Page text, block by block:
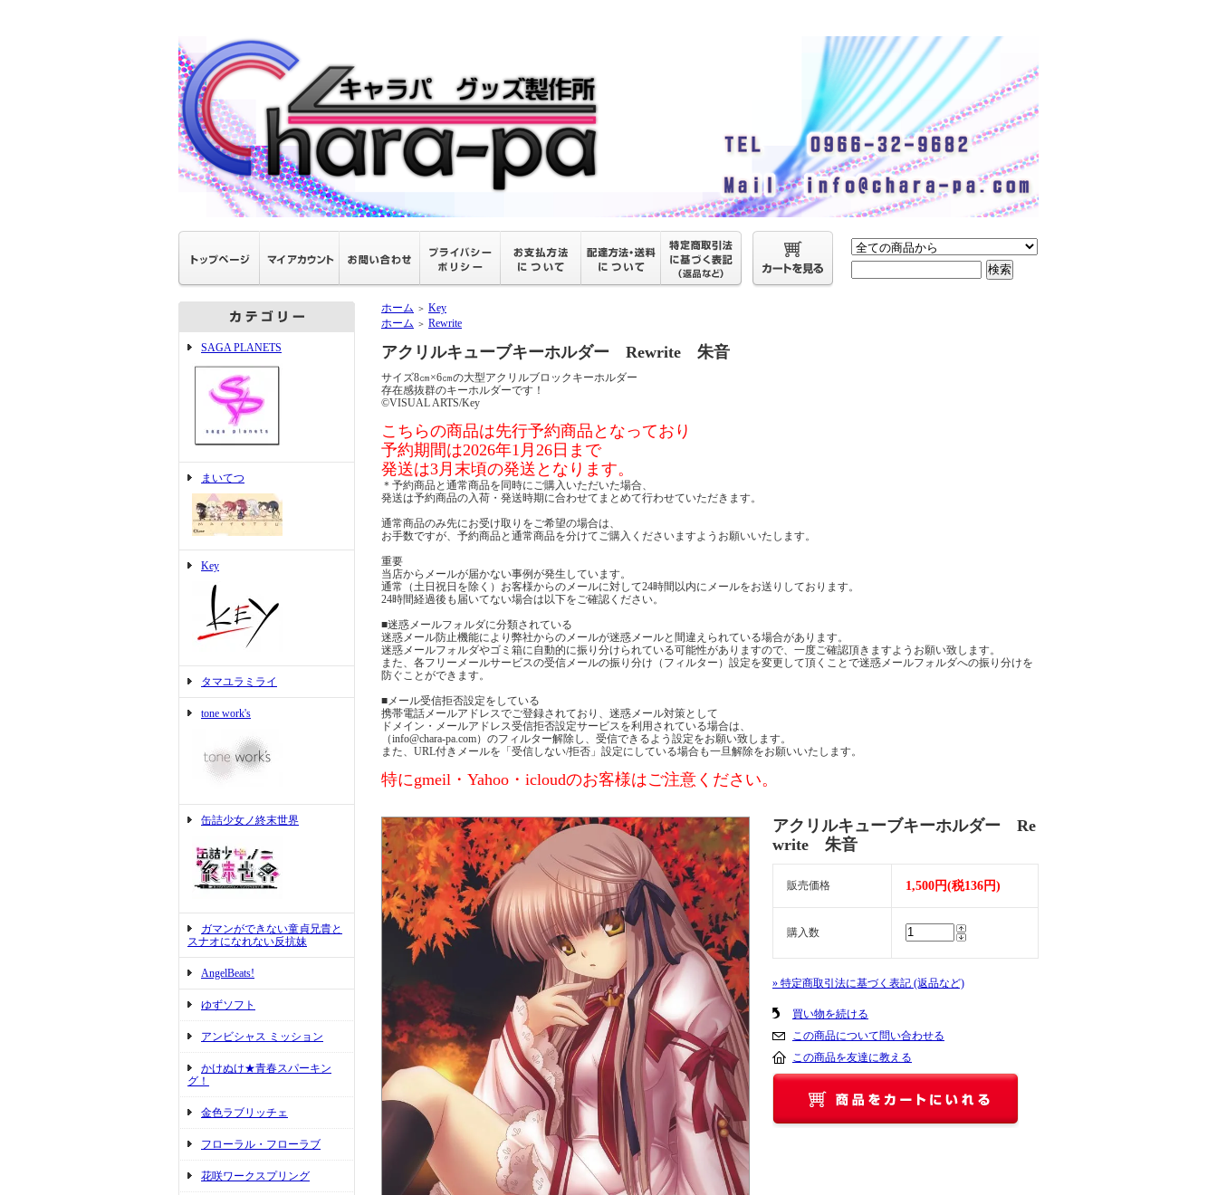
SAGA PLANETS
まいてつ
Key
タマユラミライ
tone work's
缶詰少女ノ終末世界
ガマンができない童貞兄貴と
スナオになれない反抗妹
AngelBeats!
ゆずソフト
アンビシャス ミッション
かけぬけ★青春スパーキン
グ！
金色ラブリッチェ
フローラル・フローラブ
花咲ワークスプリング
ホーム ＞ Key
ホーム ＞ Rewrite
アクリルキューブキーホルダー Rewrite 朱音
サイズ8㎝×6㎝の大型アクリルブロックキーホルダー
存在感抜群のキーホルダーです！
©VISUAL ARTS/Key
こちらの商品は先行予約商品となっており
予約期間は2026年1月26日まで
発送は3月末頃の発送となります。
＊予約商品と通常商品を同時にご購入いただいた場合、
発送は予約商品の入荷・発送時期に合わせてまとめて行わせていただきます。
通常商品のみ先にお受け取りをご希望の場合は、
お手数ですが、予約商品と通常商品を分けてご購入くださいますようお願いいたします。
重要
当店からメールが届かない事例が発生しています。
通常（土日祝日を除く）お客様からのメールに対して24時間以内にメールをお送りしております。
24時間経過後も届いてない場合は以下をご確認ください。
■迷惑メールフォルダに分類されている
迷惑メール防止機能により弊社からのメールが迷惑メールと間違えられている場合があります。
迷惑メールフォルダやゴミ箱に自動的に振り分けられている可能性がありますので、一度ご確認頂きますようお願い致します。
また、各フリーメールサービスの受信メールの振り分け（フィルター）設定を変更して頂くことで迷惑メールフォルダへの振り分けを
防ぐことができます。
■メール受信拒否設定をしている
携帯電話メールアドレスでご登録されており、迷惑メール対策として
ドメイン・メールアドレス受信拒否設定サービスを利用されている場合は、
（info@chara-pa.com）のフィルター解除し、受信できるよう設定をお願い致します。
また、URL付きメールを「受信しない/拒否」設定にしている場合も一旦解除をお願いいたします。
特にgmeil・Yahoo・icloudのお客様はご注意ください。
アクリルキューブキーホルダー Re
write 朱音
販売価格 1,500円(税136円)
購入数
» 特定商取引法に基づく表記 (返品など)
買い物を続ける
この商品について問い合わせる
この商品を友達に教える